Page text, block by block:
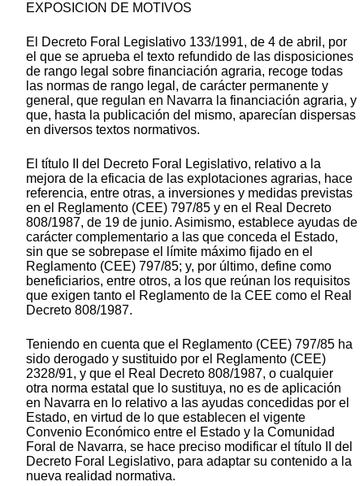
EXPOSICION DE MOTIVOS
El Decreto Foral Legislativo 133/1991, de 4 de abril, por
el que se aprueba el texto refundido de las disposiciones
de rango legal sobre financiación agraria, recoge todas
las normas de rango legal, de carácter permanente y
general, que regulan en Navarra la financiación agraria, y
que, hasta la publicación del mismo, aparecían dispersas
en diversos textos normativos.
El título II del Decreto Foral Legislativo, relativo a la
mejora de la eficacia de las explotaciones agrarias, hace
referencia, entre otras, a inversiones y medidas previstas
en el Reglamento (CEE) 797/85 y en el Real Decreto
808/1987, de 19 de junio. Asimismo, establece ayudas de
carácter complementario a las que conceda el Estado,
sin que se sobrepase el límite máximo fijado en el
Reglamento (CEE) 797/85; y, por último, define como
beneficiarios, entre otros, a los que reúnan los requisitos
que exigen tanto el Reglamento de la CEE como el Real
Decreto 808/1987.
Teniendo en cuenta que el Reglamento (CEE) 797/85 ha
sido derogado y sustituido por el Reglamento (CEE)
2328/91, y que el Real Decreto 808/1987, o cualquier
otra norma estatal que lo sustituya, no es de aplicación
en Navarra en lo relativo a las ayudas concedidas por el
Estado, en virtud de lo que establecen el vigente
Convenio Económico entre el Estado y la Comunidad
Foral de Navarra, se hace preciso modificar el título II del
Decreto Foral Legislativo, para adaptar su contenido a la
nueva realidad normativa.